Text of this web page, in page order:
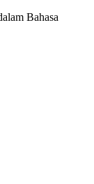
Bahasa